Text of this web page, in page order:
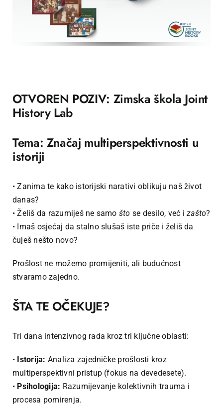
OTVOREN POZIV: Zimska škola Joint
History Lab
Tema: Značaj multiperspektivnosti u
istoriji
• Zanima te kako istorijski narativi oblikuju naš život
danas?
• Želiš da razumiješ ne samo što se desilo, već izašto?
• Imaš osjećaj da stalno slušaš iste priče i želiš da
čuješ nešto novo?
Prošlost ne možemo promijeniti, ali budućnost
stvaramo zajedno.
ŠTA TE OČEKUJE?
Tri dana intenzivnog rada kroz tri ključne oblasti:
• Istorija: Analiza zajedničke prošlosti kroz
multiperspektivni pristup (fokus na devedesete).
• Psihologija: Razumijevanje kolektivnih trauma i
procesa pomirenja.